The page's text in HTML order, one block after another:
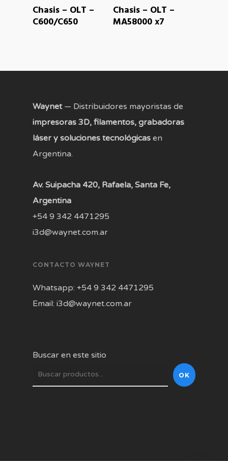
READ MORE
Chasis – OLT –
C600/C650
READ MORE
Chasis – OLT –
MA58000 x7
Waynet— Distribuidores mayoristas de
impresoras 3D, filamentos, grabadoras
láser y soluciones tecnológicas en
Argentina.
Av. Suipacha 420, Rafaela, Santa Fe,
Argentina
+54 9 342 4471295
i3d@waynet.com.ar
CONTACTO WAYNET
Whatsapp: +54 9 342 4471295
Email: i3d@waynet.com.ar
Buscar en este sitio
OK